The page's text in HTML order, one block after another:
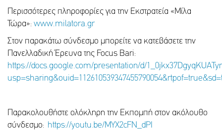
Περισσότερες πληροφορίες για την Εκστρατεία «Μίλα
Τώρα»: www.milatora.gr
Στον παρακάτω σύνδεσμο μπορείτε να κατεβάσετε την
Πανελλαδική Έρευνα της Focus Bari:
https://docs.google.com/presentation/d/
Παρακολουθήστε ολόκληρη την Εκπομπή στον ακόλουθο
σύνδεσμο: https://youtu.be/MYX2cFN_dPI